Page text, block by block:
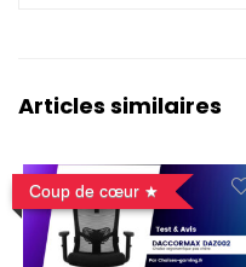
Articles similaires
Coup de cœur